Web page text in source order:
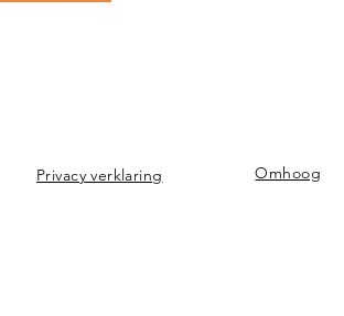
Privacy verklaring Omhoog